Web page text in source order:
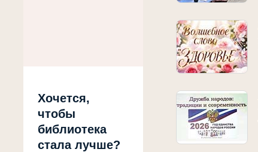
Хочется,
чтобы
библиотека
стала лучше?